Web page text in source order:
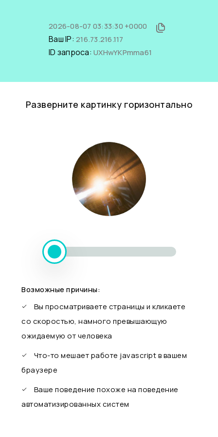
2026-08-07 03:33:30 +0000
Ваш IP: 216.73.216.117
ID запроса: UXHwYKPmma61
Разверните картинку горизонтально
Возможные причины:
Вы просматриваете страницы и кликаете
со скоростью, намного превышающую
ожидаемую от человека
Что-то мешает работе javascript в вашем
браузере
Ваше поведение похоже на поведение
автоматизированных систем